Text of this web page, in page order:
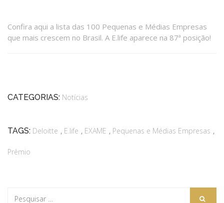
Confira aqui a lista das 100 Pequenas e Médias Empresas
que mais crescem no Brasil. A E.life aparece na 87ª posição!
CATEGORIAS: Notícias
TAGS: Deloitte , E.life , EXAME , Pequenas e Médias Empresas ,
Prêmio